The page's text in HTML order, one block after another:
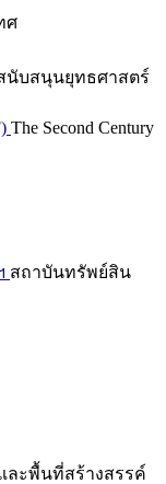
ศ
นับสนุนยุทธศาสตร์
The Second Century
สถาบันทรัพย์สิน
ละพื้นที่สร้างสรรค์